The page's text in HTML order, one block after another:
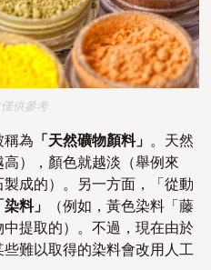
供參考
為 「天然礦物顏料」 。天然
），顏色就越淡（舉例來
成的）。另一方面，「從動
染料」
（例如，黃色染料「藤
提取的）。不過，現在由於
難以取得的染料會改用人工